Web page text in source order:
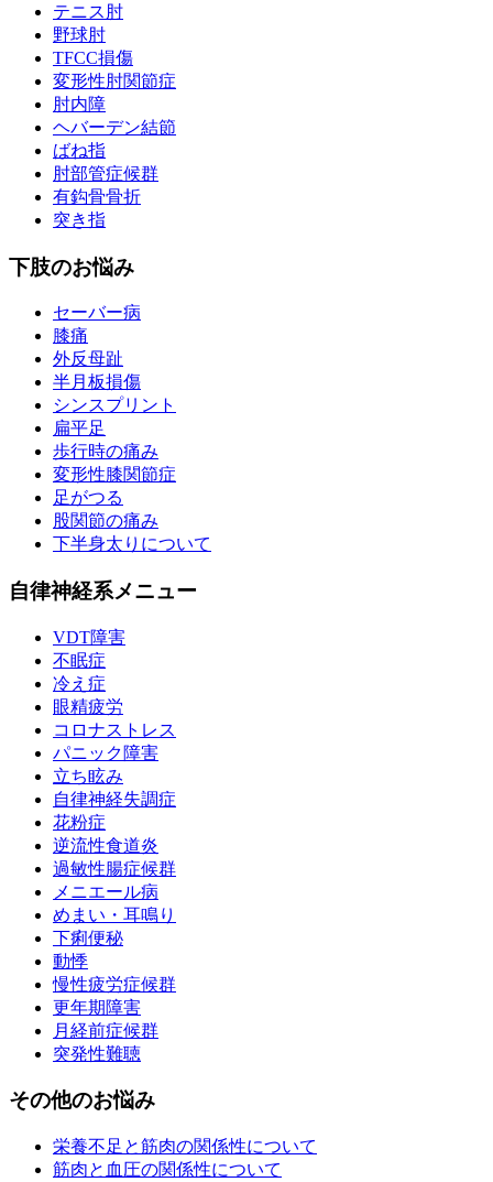
テニス肘
野球肘
TFCC損傷
変形性肘関節症
肘内障
ヘバーデン結節
ばね指
肘部管症候群
有鈎骨骨折
突き指
下肢のお悩み
セーバー病
膝痛
外反母趾
半月板損傷
シンスプリント
扁平足
歩行時の痛み
変形性膝関節症
足がつる
股関節の痛み
下半身太りについて
自律神経系メニュー
VDT障害
不眠症
冷え症
眼精疲労
コロナストレス
パニック障害
立ち眩み
自律神経失調症
花粉症
逆流性食道炎
過敏性腸症候群
メニエール病
めまい・耳鳴り
下痢便秘
動悸
慢性疲労症候群
更年期障害
月経前症候群
突発性難聴
その他のお悩み
栄養不足と筋肉の関係性について
筋肉と血圧の関係性について